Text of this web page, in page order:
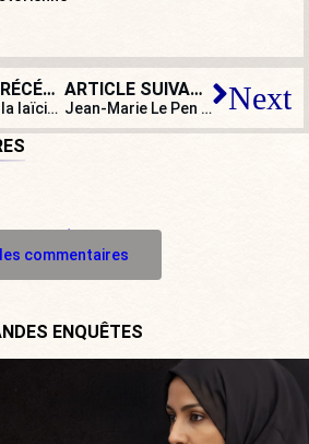
ARTICLE PRÉCÉDENT
Au secours, la laïcité devient folle !
ARTICLE SUIVANT
Jean-Marie Le Pen – Mennel Ibtissem, la stupidité en noir et blanc Next
commentaires
ENQUÊTES